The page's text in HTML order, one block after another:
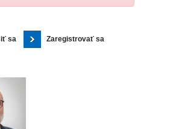
sa Zaregistrovať sa